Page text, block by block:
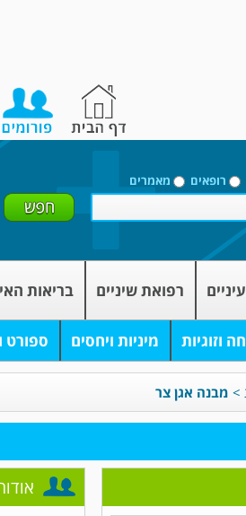
רופאים מאמרים
רפואת שיניים בריאות
וזוגיות מיניות ויחסים ספורט
> מבנה אגן צר